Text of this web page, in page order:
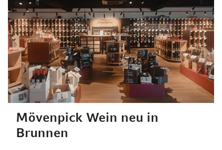
Mövenpick Wein neu in
Brunnen